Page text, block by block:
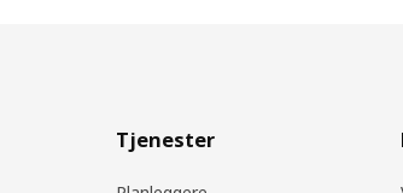
Tjenester